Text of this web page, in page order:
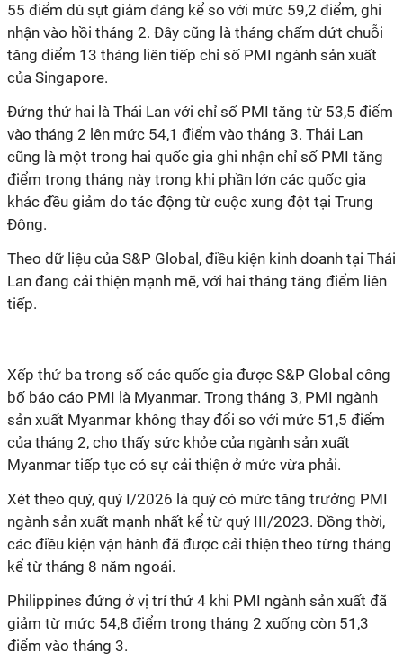
55 điểm dù sụt giảm đáng kể so với mức 59,2 điểm, ghi
nhận vào hồi tháng 2. Đây cũng là tháng chấm dứt chuỗi
tăng điểm 13 tháng liên tiếp chỉ số PMI ngành sản xuất
của Singapore.
Đứng thứ hai là Thái Lan với chỉ số PMI tăng từ 53,5 điểm
vào tháng 2 lên mức 54,1 điểm vào tháng 3. Thái Lan
cũng là một trong hai quốc gia ghi nhận chỉ số PMI tăng
điểm trong tháng này trong khi phần lớn các quốc gia
khác đều giảm do tác động từ cuộc xung đột tại Trung
Đông.
Theo dữ liệu của S&P Global, điều kiện kinh doanh tại Thái
Lan đang cải thiện mạnh mẽ, với hai tháng tăng điểm liên
tiếp.
Xếp thứ ba trong số các quốc gia được S&P Global công
bố báo cáo PMI là Myanmar. Trong tháng 3, PMI ngành
sản xuất Myanmar không thay đổi so với mức 51,5 điểm
của tháng 2, cho thấy sức khỏe của ngành sản xuất
Myanmar tiếp tục có sự cải thiện ở mức vừa phải.
Xét theo quý, quý I/2026 là quý có mức tăng trưởng PMI
ngành sản xuất mạnh nhất kể từ quý III/2023. Đồng thời,
các điều kiện vận hành đã được cải thiện theo từng tháng
kể từ tháng 8 năm ngoái.
Philippines đứng ở vị trí thứ 4 khi PMI ngành sản xuất đã
giảm từ mức 54,8 điểm trong tháng 2 xuống còn 51,3
điểm vào tháng 3.